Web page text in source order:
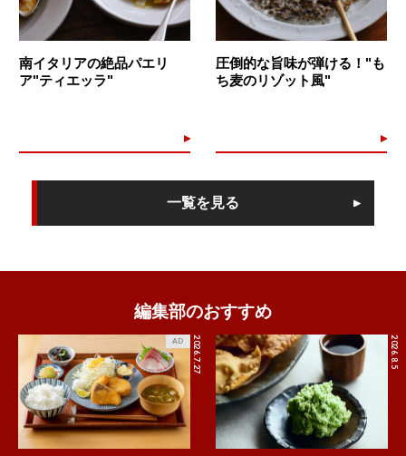
南イタリアの絶品パエリ
ア"ティエッラ"
圧倒的な旨味が弾ける！"も
ち麦のリゾット風"
一覧を見る
編集部のおすすめ
2026.7.27
AD 2026.8.5